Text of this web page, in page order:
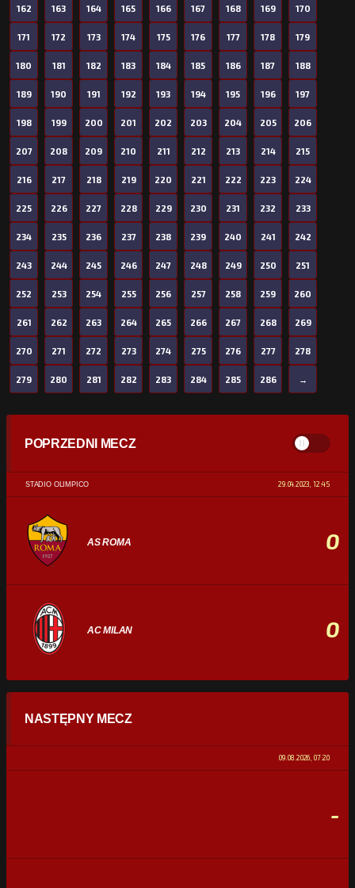
162 163 164 165 166 167 168 169 170
171 172 173 174 175 176 177 178 179
180 181 182 183 184 185 186 187 188
189 190 191 192 193 194 195 196 197
198 199 200 201 202 203 204 205 206
207 208 209 210 211 212 213 214 215
216 217 218 219 220 221 222 223 224
225 226 227 228 229 230 231 232 233
234 235 236 237 238 239 240 241 242
243 244 245 246 247 248 249 250 251
252 253 254 255 256 257 258 259 260
261 262 263 264 265 266 267 268 269
270 271 272 273 274 275 276 277 278
279 280 281 282 283 284 285 286 →
POPRZEDNI MECZ
STADIO OLIMPICO 29.04.2023, 12:45
AS ROMA 0
AC MILAN 0
STATYSTYKI
0% 100%
NASTĘPNY MECZ
09.08.2026, 07:20
-